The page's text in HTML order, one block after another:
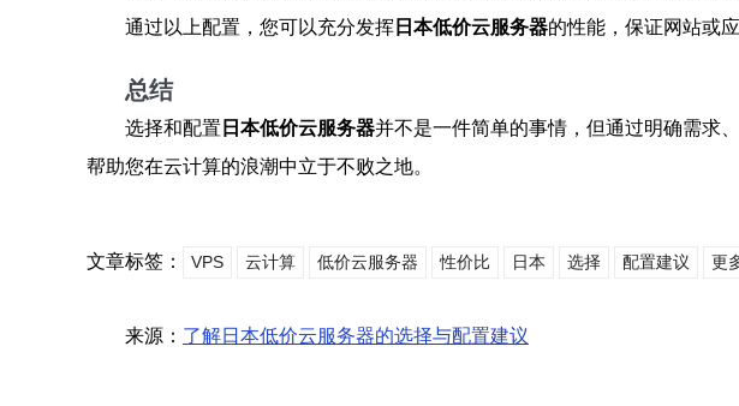
通过以上配置，您可以充分发挥 日本低价云服务器的性能，保证网站或
总结
选择和配置 日本低价云服务器并不是一件简单的事情，但通过明确需求
帮助您在云计算的浪潮中立于不败之地。
文章标签： VPS 云计算 低价云服务器 性价比 日本 选择 配置建议 更
来源： 了解日本低价云服务器的选择与配置建议